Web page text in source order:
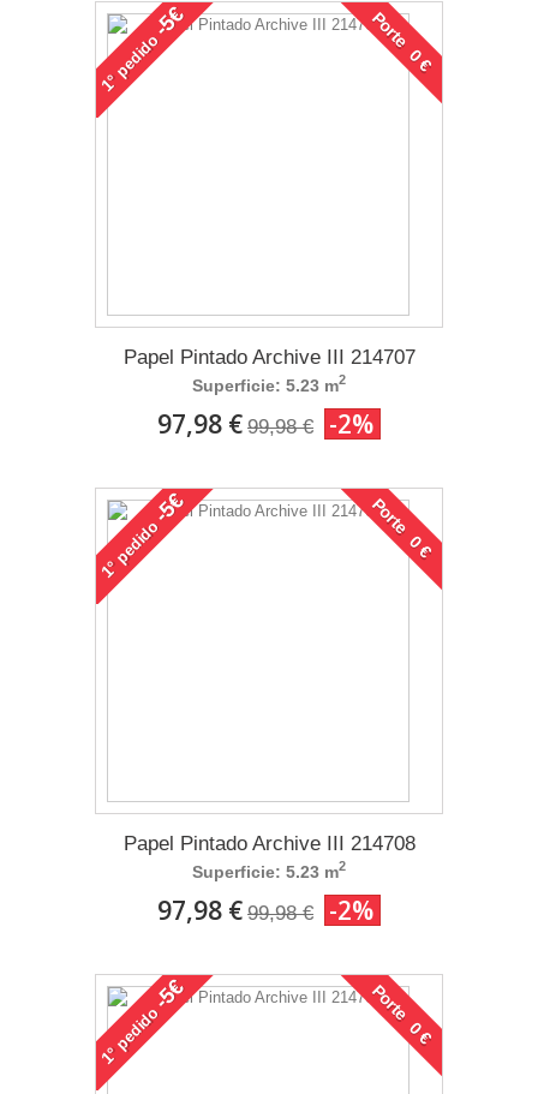
1°
pedido
-5€ Porte 0 €
Papel Pintado Archive III 214707
Superficie: 5.23 m2
97,98 € 99,98 € -2%
1°
pedido
-5€ Porte 0 €
Papel Pintado Archive III 214708
Superficie: 5.23 m2
97,98 € 99,98 € -2%
1°
pedido
-5€ Porte 0 €